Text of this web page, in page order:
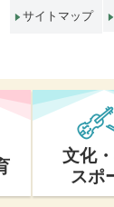
サイトマップ
文化
スポ